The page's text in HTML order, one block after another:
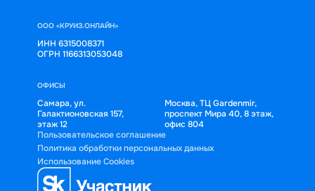
ООО «КРУИЗ.ОНЛАЙН»
ИНН 6315008371
ОГРН 1166313053048
ОФИСЫ
Самара, ул.
Галактионовская 157,
этаж 12
Москва, ТЦ Gardenmir,
проспект Мира 40, 8 этаж,
офис 804
Пользовательское соглашение
Политика обработки персональных данных
Использование Cookies